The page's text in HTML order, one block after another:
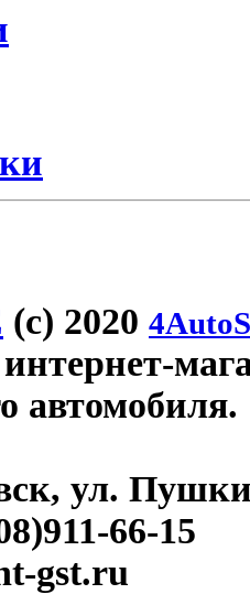
(c) 2020
автомобиля.
ул.
66-15
gst.ru